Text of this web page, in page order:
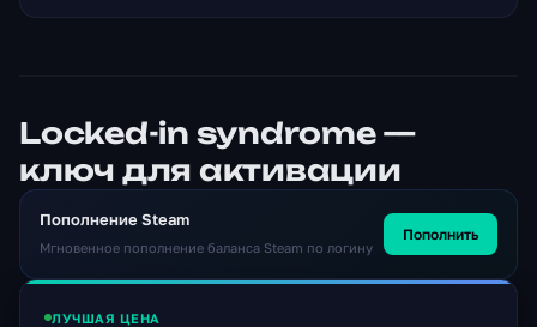
Locked-in syndrome —
ключ для активации
Пополнение Steam
Мгновенное пополнение баланса Steam по логину
Пополнить
ЛУЧШАЯ ЦЕНА